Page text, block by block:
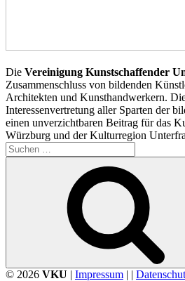
Die Vereinigung Kunstschaffender
Zusammenschluss von bildenden
Architekten und Kunsthandwerkern.
Interessenvertretung aller Sparten der
einen unverzichtbaren Beitrag für das
Würzburg und der Kulturregion
Suchen
nach:
© 2026 VKU | Impressum | |